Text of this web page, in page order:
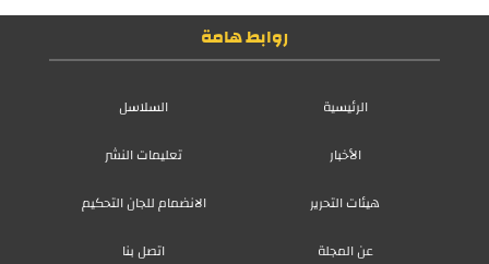
روابط هامة
الرئيسية
السلاسل
الأخبار
تعليمات النشر
هيئات التحرير
الانضمام للجان التحكيم
عن المجلة
اتصل بنا